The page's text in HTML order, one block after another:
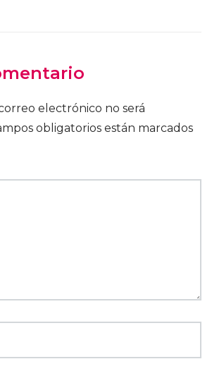
electrónico no será
obligatorios están marcados